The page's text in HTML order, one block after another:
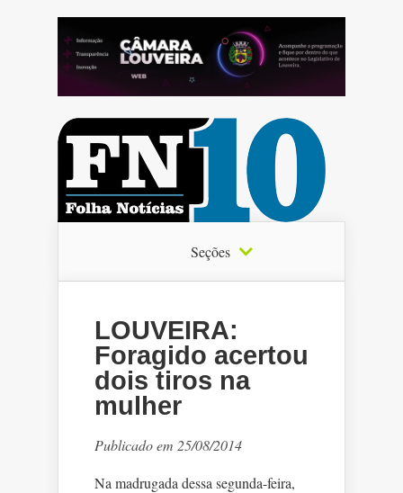
Seções
LOUVEIRA:
Foragido acertou
dois tiros na
mulher
Publicado em 25/08/2014
Na madrugada dessa segunda-feira,